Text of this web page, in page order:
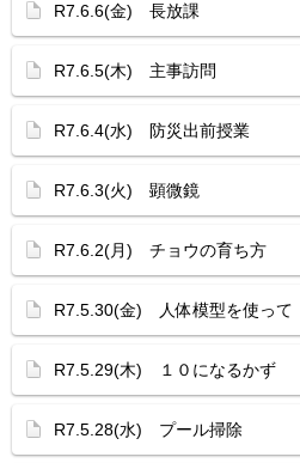
R7.6.6(金) 長放課
R7.6.5(木) 主事訪問
R7.6.4(水) 防災出前授業
R7.6.3(火) 顕微鏡
R7.6.2(月) チョウの育ち方
R7.5.30(金) 人体模型を使って
R7.5.29(木) １０になるかず
R7.5.28(水) プール掃除